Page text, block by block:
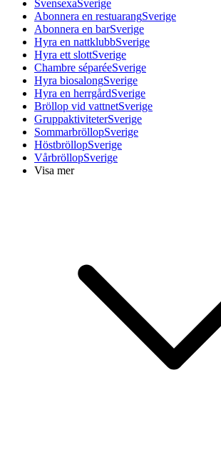
SvensexaSverige
Abonnera en restuarangSverige
Abonnera en barSverige
Hyra en nattklubbSverige
Hyra ett slottSverige
Chambre séparéeSverige
Hyra biosalongSverige
Hyra en herrgårdSverige
Bröllop vid vattnetSverige
GruppaktiviteterSverige
SommarbröllopSverige
HöstbröllopSverige
VårbröllopSverige
Visa mer